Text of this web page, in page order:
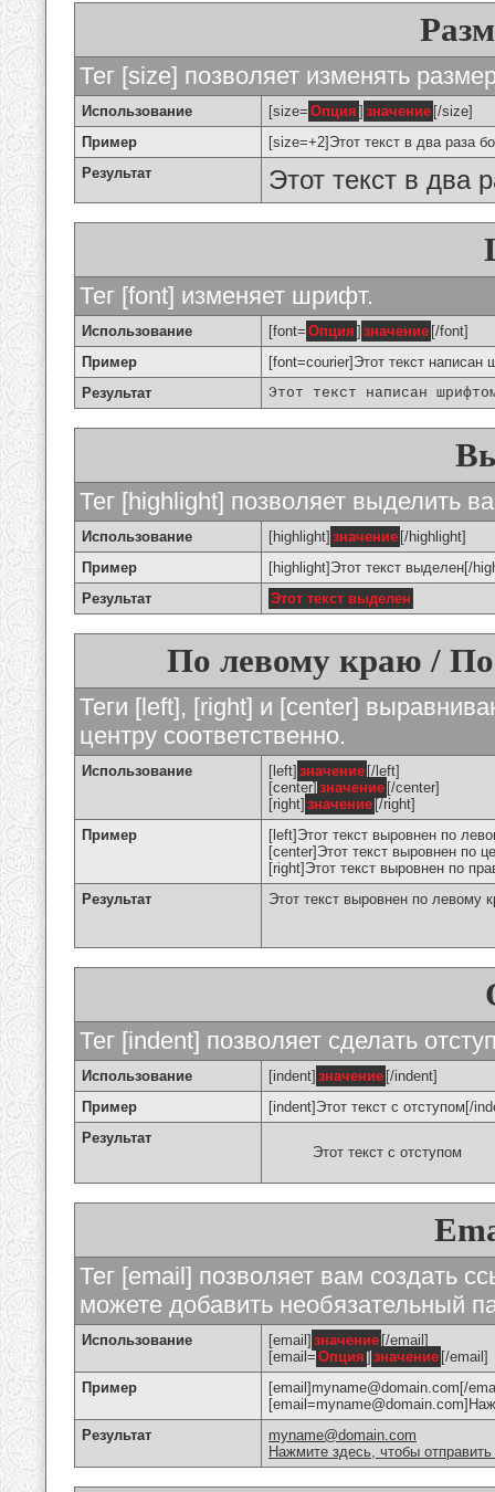
Тег [size] позволяет изменять
Использование [size= Опция ] значение [/size]
Пример
[size=+2]Этот текст в два раза
Результат
Этот текст в два
Тег [font] изменяет шрифт.
Использование [font= Опция ] значение [/font]
Пример
[font=courier]Этот текст
Результат
Этот текст написан
Тег [highlight] позволяет выделить
Использование [highlight] значение [/highlight]
Пример
[highlight]Этот текст выделен[/
Результат
Этот текст выделен
По левому краю /
Теги [left], [right] и [center]
центру соответственно.
Использование [left] значение [/left]
[center] значение [/center]
[right] значение [/right]
Пример
[left]Этот текст выровнен по
[center]Этот текст выровнен по
[right]Этот текст выровнен по
Результат
Этот текст выровнен по левому
Тег [indent] позволяет сделать
Использование [indent] значение [/indent]
Пример
[indent]Этот текст с отступом[/
Результат
Этот текст с отступом
Тег [email] позволяет вам создать
можете добавить необязательный
Использование [email] значение [/email]
[email= Опция ] значение [/email]
Пример
[email]myname@domain.com[/
Результат
myname@domain.com
Нажмите здесь, чтобы